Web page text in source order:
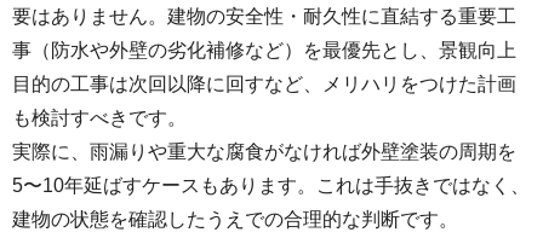
要はありません。建物の安全性・耐久性に直結する重要工
事（防水や外壁の劣化補修など）を最優先とし、景観向上
目的の工事は次回以降に回すなど、メリハリをつけた計画
も検討すべきです。
実際に、雨漏りや重大な腐食がなければ外壁塗装の周期を
5〜10年延ばすケースもあります。これは手抜きではなく、
建物の状態を確認したうえでの合理的な判断です。